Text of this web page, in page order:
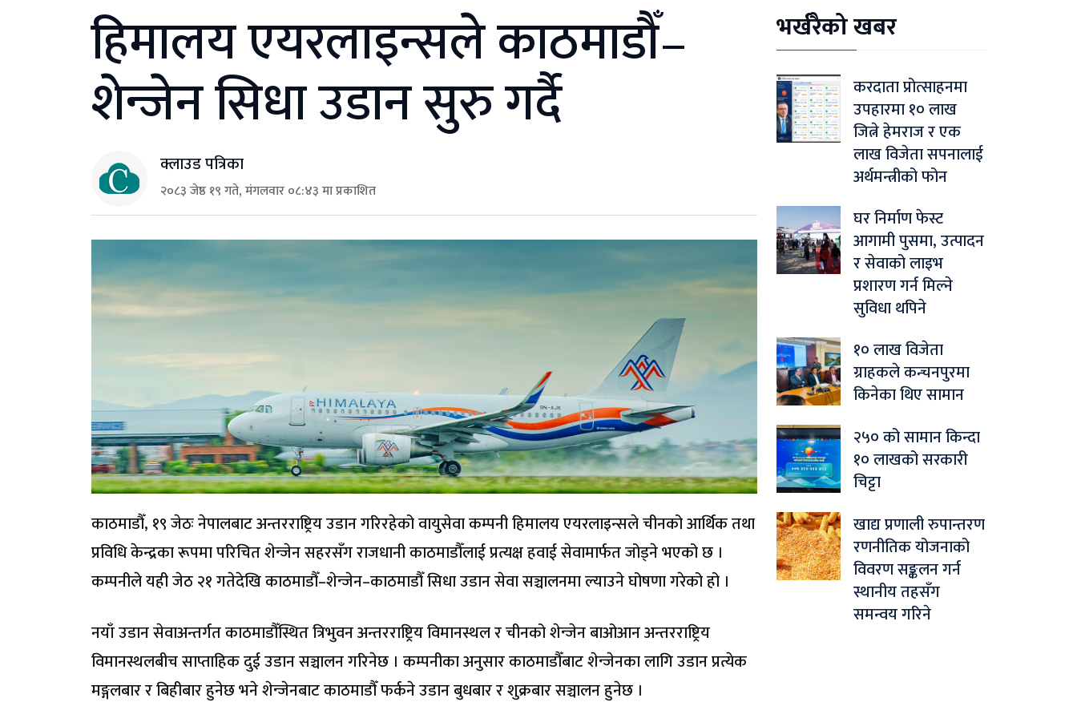
हिमालय एयरलाइन्सले काठमाडौँ–
शेन्जेन सिधा उडान सुरु गर्दै
क्लाउड पत्रिका
२०८३ जेष्ठ १९ गते, मंगलवार ०८:४३ मा प्रकाशित
काठमाडौँ, १९ जेठः नेपालबाट अन्तरराष्ट्रिय उडान गरिरहेको वायुसेवा कम्पनी हिमालय एयरलाइन्सले चीनको आर्थिक तथा
प्रविधि केन्द्रका रूपमा परिचित शेन्जेन सहरसँग राजधानी काठमाडौँलाई प्रत्यक्ष हवाई सेवामार्फत जोड्ने भएको छ ।
कम्पनीले यही जेठ २१ गतेदेखि काठमाडौँ–शेन्जेन–काठमाडौँ सिधा उडान सेवा सञ्चालनमा ल्याउने घोषणा गरेको हो ।
नयाँ उडान सेवाअन्तर्गत काठमाडौँस्थित त्रिभुवन अन्तरराष्ट्रिय विमानस्थल र चीनको शेन्जेन बाओआन अन्तरराष्ट्रिय
विमानस्थलबीच साप्ताहिक दुई उडान सञ्चालन गरिनेछ । कम्पनीका अनुसार काठमाडौँबाट शेन्जेनका लागि उडान प्रत्येक
मङ्गलबार र बिहीबार हुनेछ भने शेन्जेनबाट काठमाडौँ फर्कने उडान बुधबार र शुक्रबार सञ्चालन हुनेछ ।
भर्खरैको खबर
करदाता प्रोत्साहनमा
उपहारमा १० लाख
जित्ने हेमराज र एक
लाख विजेता सपनालाई
अर्थमन्त्रीको फोन
घर निर्माण फेस्ट
आगामी पुसमा, उत्पादन
र सेवाको लाइभ
प्रशारण गर्न मिल्ने
सुविधा थपिने
१० लाख विजेता
ग्राहकले कन्चनपुरमा
किनेका थिए सामान
२५० को सामान किन्दा
१० लाखको सरकारी
चिट्टा
खाद्य प्रणाली रुपान्तरण
रणनीतिक योजनाको
विवरण सङ्कलन गर्न
स्थानीय तहसँग
समन्वय गरिने